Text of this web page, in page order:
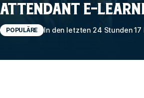
ATTENDANT E-
POPULÄRE In den letzten 24 Stunden